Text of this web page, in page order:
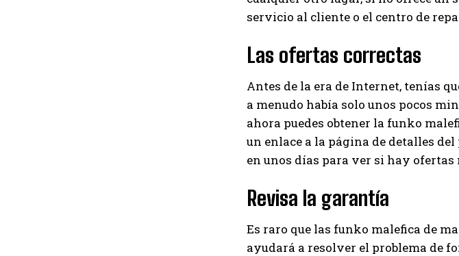
servicio al cliente o el centro de
Las ofertas correctas
Antes de la era de Internet, tenías
a menudo había solo unos pocos
ahora puedes obtener la funko
un enlace a la página de detalles
en unos días para ver si hay ofertas
Revisa la garantía
Es raro que las funko malefica de
ayudará a resolver el problema de